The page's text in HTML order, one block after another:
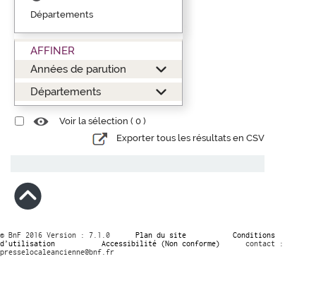
Départements
AFFINER
Années de parution
Départements
Voir la sélection ( 0 )
Exporter tous les résultats en CSV
© BnF 2016 Version : 7.1.0 Plan du site
Conditions
d’utilisation
Accessibilité (Non conforme)
contact :
presselocaleancienne@bnf.fr